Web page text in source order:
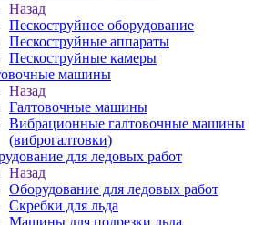
Назад
Пескоструйное оборудование
Пескоструйные аппараты
Пескоструйные камеры
машины
Назад
Галтовочные машины
Вибрационные галтовочные машины
(виброгалтовки)
для ледовых работ
Назад
Оборудование для ледовых работ
Скребки для льда
Машины для подрезки льда